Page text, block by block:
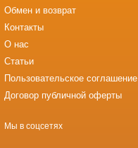
Обмен и возврат
Контакты
О нас
Статьи
Пользовательское соглашение
Договор публичной оферты
Мы в соцсетях